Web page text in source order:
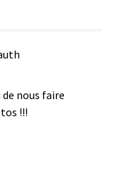
nous faire
!!!